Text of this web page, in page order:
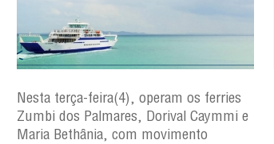
Nesta terça-feira(4), operam os ferries
Zumbi dos Palmares, Dorival Caymmi e
Maria Bethânia, com movimento